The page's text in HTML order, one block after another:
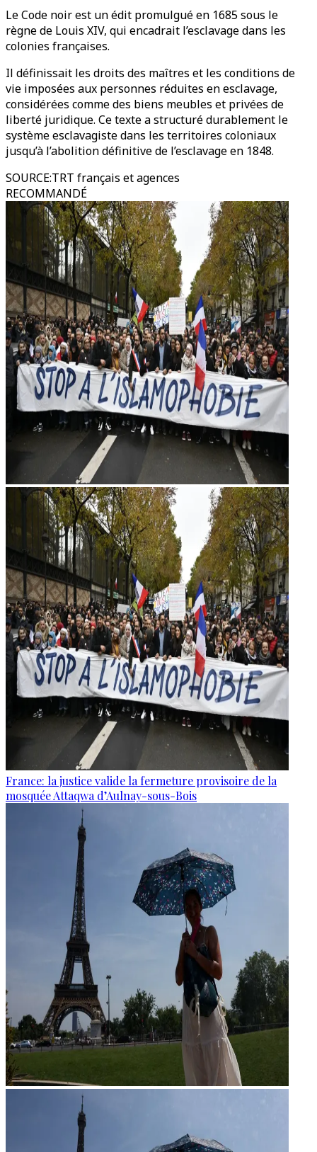
Le Code noir est un édit promulgué en 1685 sous le
règne de Louis XIV, qui encadrait l’esclavage dans les
colonies françaises.
Il définissait les droits des maîtres et les conditions de
vie imposées aux personnes réduites en esclavage,
considérées comme des biens meubles et privées de
liberté juridique. Ce texte a structuré durablement le
système esclavagiste dans les territoires coloniaux
jusqu’à l’abolition définitive de l’esclavage en 1848.
SOURCE:TRT français et agences
RECOMMANDÉ
France: la justice valide la fermeture provisoire de la
mosquée Attaqwa d’Aulnay-sous-Bois